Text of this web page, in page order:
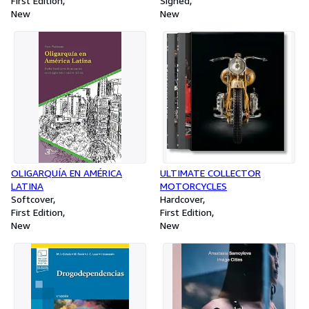
New
New
OLIGARQUÍA EN AMÉRICA
LATINA
Softcover
First Edition
New
ULTIMATE COLLECTOR
MOTORCYCLES
Hardcover
First Edition
New